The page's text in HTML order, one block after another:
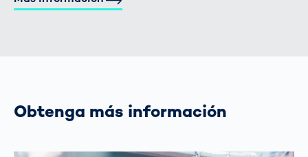
Obtenga más información